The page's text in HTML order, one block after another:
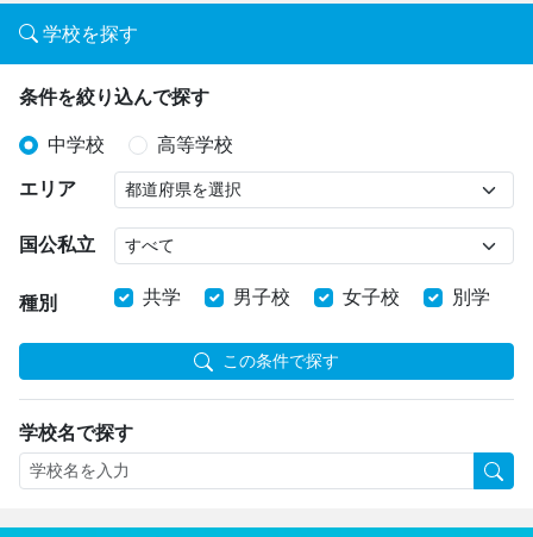
学校を探す
条件を絞り込んで探す
中学校 高等学校
エリア
国公私立
種別 共学 男子校 女子校 別学
この条件で探す
学校名で探す